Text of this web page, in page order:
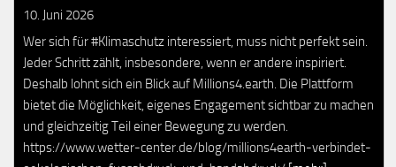
10. Juni 2026
Wer sich für #Klimaschutz interessiert, muss nicht perfekt sein.
Jeder Schritt zählt, insbesondere, wenn er andere inspiriert.
Deshalb lohnt sich ein Blick auf Millions4.earth. Die Plattform
bietet die Möglichkeit, eigenes Engagement sichtbar zu machen
und gleichzeitig Teil einer Bewegung zu werden.
https://www.wetter-center.de/blog/millions4earth-verbindet-